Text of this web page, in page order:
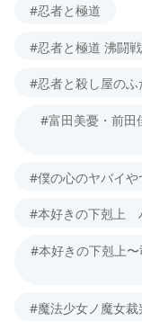
#忍者と極道
#忍者と極道 沸闘
#忍者と殺し屋のふ
#富田美憂・前田
#僕の心のヤバイや
#本好きの下剋上
#本好きの下剋上
#魔法少女ノ魔女裁